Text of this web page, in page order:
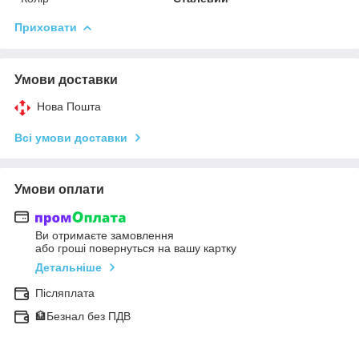
Приховати
Умови доставки
Нова Пошта
Всі умови доставки
Умови оплати
Ви отримаєте замовлення
або гроші повернуться на вашу картку
Детальніше
Післяплата
🏦Безнал без ПДВ